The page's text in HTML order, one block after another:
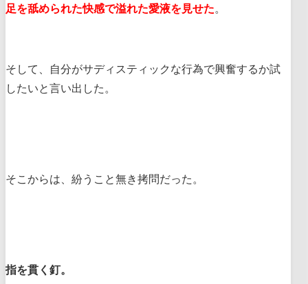
足を舐められた快感で溢れた愛液を見せた。
そして、自分がサディスティックな行為で興奮するか試
したいと言い出した。
そこからは、紛うこと無き拷問だった。
指を貫く釘。